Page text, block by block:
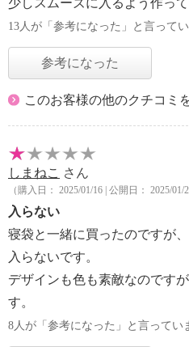
少しスムーズに入るよう作って
13人が「参考になった」と言って
参考になった
このお客様の他のクチコミ
しまねこ さん
（購入日： 2025/01/16 | 公開日： 2025/01/
入らない
寝袋と一緒に買ったのですが
入らないです。
デザインも色も素敵なのです
す。
8人が「参考になった」と言ってい